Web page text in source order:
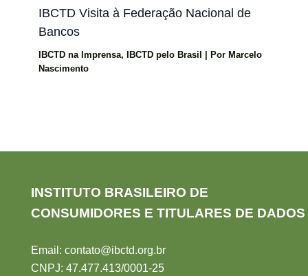
IBCTD Visita à Federação Nacional de
Bancos
IBCTD na Imprensa, IBCTD pelo Brasil | Por Marcelo
Nascimento
INSTITUTO BRASILEIRO DE
CONSUMIDORES E TITULARES DE DADOS
Email: contato@ibctd.org.br
CNPJ: 47.477.413/0001-25